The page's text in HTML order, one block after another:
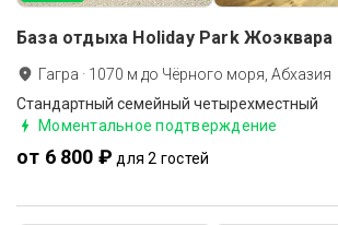
База отдыха Holiday Park Жоэквара
Гагра · 1070 м до Чёрного моря, Абхазия
Стандартный семейный четырехместный
Моментальное подтверждение
от 6 800 ₽ для 2 гостей